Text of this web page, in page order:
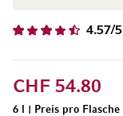
4.57/5
CHF 54.80
6 l
Preis pro Flasche